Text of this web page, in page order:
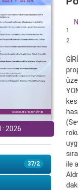
: 2026
37/2
1
2
ile